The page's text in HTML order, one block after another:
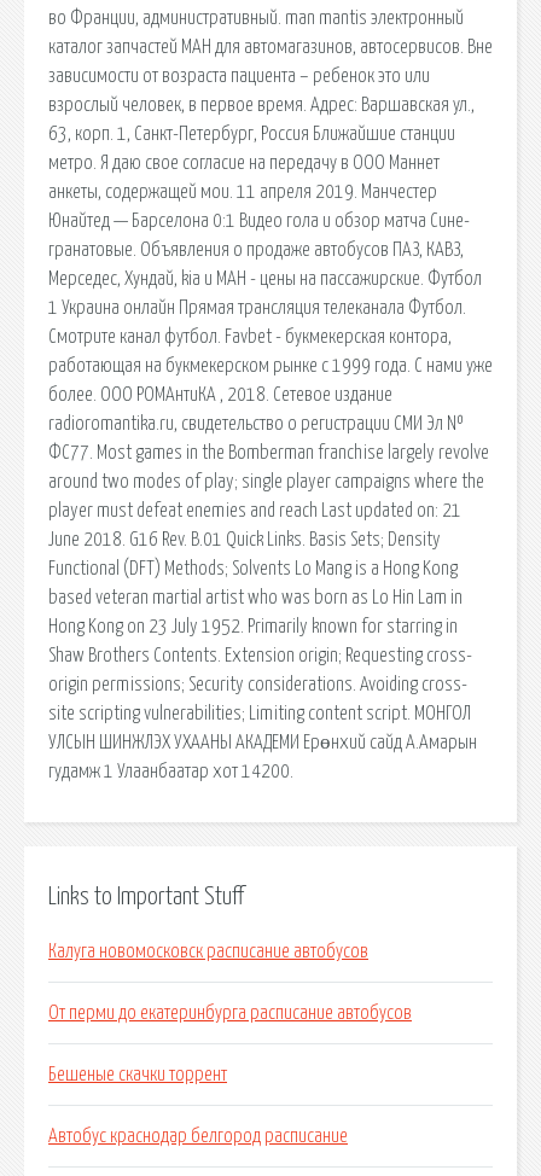
во Франции, административный. man mantis электронный
каталог запчастей МАН для автомагазинов, автосервисов. Вне
зависимости от возраста пациента – ребенок это или
взрослый человек, в первое время. Адрес: Варшавская ул.,
63, корп. 1, Санкт-Петербург, Россия Ближайшие станции
метро. Я даю свое согласие на передачу в ООО Маннет
анкеты, содержащей мои. 11 апреля 2019. Манчестер
Юнайтед — Барселона 0:1 Видео гола и обзор матча Сине-
гранатовые. Объявления о продаже автобусов ПАЗ, КАВЗ,
Мерседес, Хундай, kia и МАН - цены на пассажирские. Футбол
1 Украина онлайн Прямая трансляция телеканала Футбол.
Смотрите канал футбол. Favbet - букмекерская контора,
работающая на букмекерском рынке с 1999 года. С нами уже
более. ООО РОМАнтиКА , 2018. Сетевое издание
radioromantika.ru, свидетельство о регистрации СМИ Эл №
ФС77. Most games in the Bomberman franchise largely revolve
around two modes of play; single player campaigns where the
player must defeat enemies and reach Last updated on: 21
June 2018. G16 Rev. B.01 Quick Links. Basis Sets; Density
Functional (DFT) Methods; Solvents Lo Mang is a Hong Kong
based veteran martial artist who was born as Lo Hin Lam in
Hong Kong on 23 July 1952. Primarily known for starring in
Shaw Brothers Contents. Extension origin; Requesting cross-
origin permissions; Security considerations. Avoiding cross-
site scripting vulnerabilities; Limiting content script. МОНГОЛ
УЛСЫН ШИНЖЛЭХ УХААНЫ АКАДЕМИ Ерөнхий сайд А.Амарын
гудамж 1 Улаанбаатар хот 14200.
Links to Important Stuff
Калуга новомосковск расписание автобусов
От перми до екатеринбурга расписание автобусов
Бешеные скачки торрент
Автобус краснодар белгород расписание